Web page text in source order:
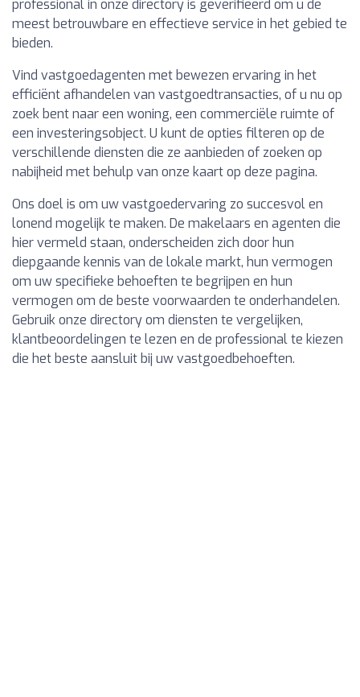
professional in onze directory is geverifieerd om u de
meest betrouwbare en effectieve service in het gebied te
bieden.
Vind vastgoedagenten met bewezen ervaring in het
efficiënt afhandelen van vastgoedtransacties, of u nu op
zoek bent naar een woning, een commerciële ruimte of
een investeringsobject. U kunt de opties filteren op de
verschillende diensten die ze aanbieden of zoeken op
nabijheid met behulp van onze kaart op deze pagina.
Ons doel is om uw vastgoedervaring zo succesvol en
lonend mogelijk te maken. De makelaars en agenten die
hier vermeld staan, onderscheiden zich door hun
diepgaande kennis van de lokale markt, hun vermogen
om uw specifieke behoeften te begrijpen en hun
vermogen om de beste voorwaarden te onderhandelen.
Gebruik onze directory om diensten te vergelijken,
klantbeoordelingen te lezen en de professional te kiezen
die het beste aansluit bij uw vastgoedbehoeften.